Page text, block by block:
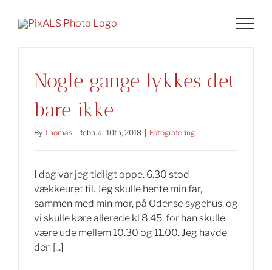
Nogle gange lykkes det
bare ikke
By Thomas februar 10th, 2018 Fotografering
I dag var jeg tidligt oppe. 6.30 stod
vækkeuret til. Jeg skulle hente min far,
sammen med min mor, på Odense sygehus, og
vi skulle køre allerede kl 8.45, for han skulle
være ude mellem 10.30 og 11.00. Jeg havde
den [...]